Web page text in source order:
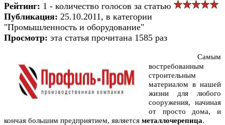
Рейтинг: 1 - количество голосов за статью
Публикация: 25.10.2011, в категории
"Промышленность и оборудование"
Просмотр: эта статья прочитана 1585 раз
Самым
востребованным
строительным
материалом в нашей
жизни для любого
сооружения, начиная
от просто дома, и
кончая большим предприятием, является металлочерепица.